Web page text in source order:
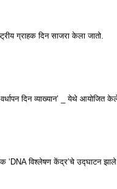
ग्राहक दिन साजरा केला जातो.
दिन व्याख्यान’ _ येथे आयोजित
‘DNA विश्लेषण केंद्र’चे उद्घाटन झाले.